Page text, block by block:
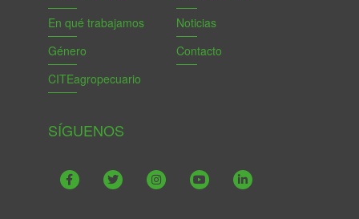
En qué trabajamos
Género
CITEagropecuario
Noticias
Contacto
SÍGUENOS